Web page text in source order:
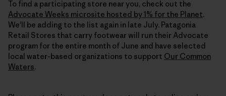
To find a participating store near you, check out the
Advocate Weeks microsite hosted by 1% for the Planet.
We'll be adding to the list again in late July. Patagonia
Retail Stores that carry footwear will run their Advocate
program for the entire month of June and have selected
local water-based organizations to support Our Common
Waters.